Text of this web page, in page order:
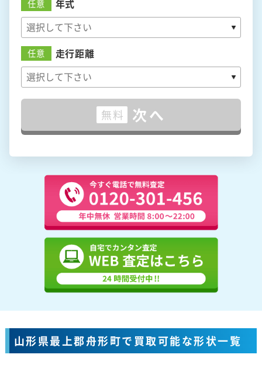
任意 年式
任意 走行距離
無料 次へ
山形県最上郡舟形町で買取可能な形状一覧